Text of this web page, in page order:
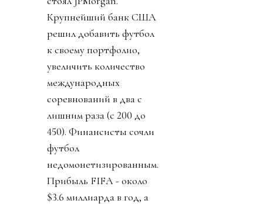
и сам план ФИФА.
Футбол к концу дня,
кажется, был спасен.
День 4. Журналисты
изучили 25-страничный
план. Вскрылось, что за
синдикатом, который
сколачивал Кушнер
стоял JPMorgan.
Крупнейший банк США
решил добавить футбол
к своему портфолио,